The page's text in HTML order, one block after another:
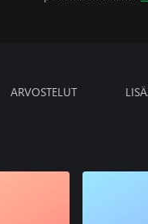
ARVOSTELUT